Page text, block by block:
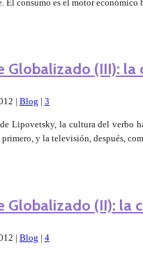
El consumo es el motor
Globalizado (III):
| Blog | 3
Lipovetsky, la cultura del verbo
y la televisión, después,
Globalizado (II): la
| Blog | 4